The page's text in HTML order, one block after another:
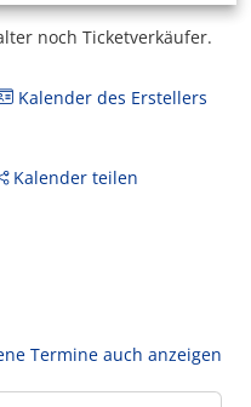
noch Ticketverkäufer.
Kalender des Erstellers
Kalender teilen
Termine auch anzeigen